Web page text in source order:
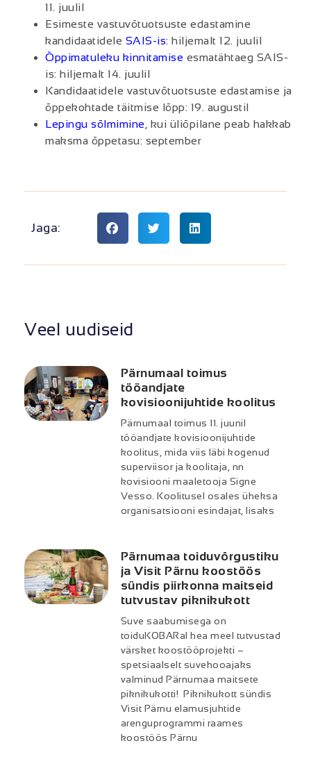
11. juulil
Esimeste vastuvõtuotsuste edastamine
kandidaatidele SAIS-is: hiljemalt 12. juulil
Õppimatuleku kinnitamise esmatähtaeg SAIS-
is: hiljemalt 14. juulil
Kandidaatidele vastuvõtuotsuste edastamise ja
õppekohtade täitmise lõpp: 19. augustil
Lepingu sõlmimine , kui üliõpilane peab hakkab
maksma õppetasu: september
Jaga:
Veel uudiseid
Pärnumaal toimus
tööandjate
kovisioonijuhtide koolitus
Pärnumaal toimus 11. juunil
tööandjate kovisioonijuhtide
koolitus, mida viis läbi kogenud
superviisor ja koolitaja, nn
kovisiooni maaletooja Signe
Vesso. Koolitusel osales üheksa
organisatsiooni esindajat, lisaks
Pärnumaa toiduvõrgustiku
ja Visit Pärnu koostöös
sündis piirkonna maitseid
tutvustav piknikukott
Suve saabumisega on
toiduKOBARal hea meel tutvustad
värsket koostööprojekti –
spetsiaalselt suvehooajaks
valminud Pärnumaa maitsete
piknikukotti! Piknikukott sündis
Visit Pärnu elamusjuhtide
arenguprogrammi raames
koostöös Pärnu